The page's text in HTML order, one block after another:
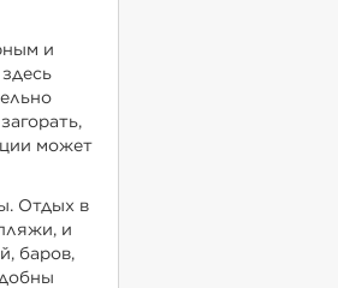
и
может
Отдых в
и
баров,